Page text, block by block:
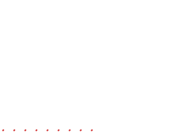
・・・・・・・・